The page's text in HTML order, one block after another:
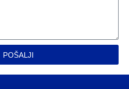
POŠALJI